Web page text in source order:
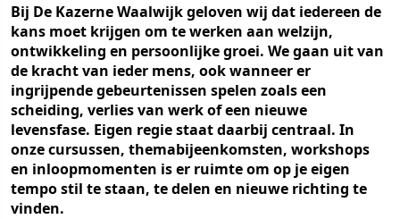
Bij De Kazerne Waalwijk geloven wij dat iedereen de
kans moet krijgen om te werken aan welzijn,
ontwikkeling en persoonlijke groei. We gaan uit van
de kracht van ieder mens, ook wanneer er
ingrijpende gebeurtenissen spelen zoals een
scheiding, verlies van werk of een nieuwe
levensfase. Eigen regie staat daarbij centraal. In
onze cursussen, themabijeenkomsten, workshops
en inloopmomenten is er ruimte om op je eigen
tempo stil te staan, te delen en nieuwe richting te
vinden.